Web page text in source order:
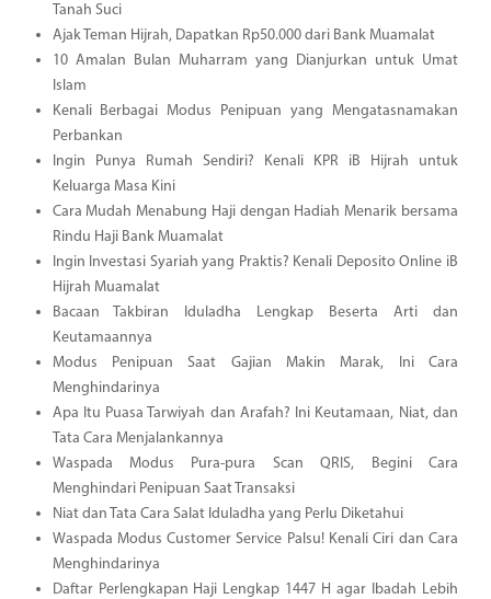
Tanah Suci
Ajak Teman Hijrah, Dapatkan Rp50.000 dari Bank Muamalat
10 Amalan Bulan Muharram yang Dianjurkan untuk Umat
Islam
Kenali Berbagai Modus Penipuan yang Mengatasnamakan
Perbankan
Ingin Punya Rumah Sendiri? Kenali KPR iB Hijrah untuk
Keluarga Masa Kini
Cara Mudah Menabung Haji dengan Hadiah Menarik bersama
Rindu Haji Bank Muamalat
Ingin Investasi Syariah yang Praktis? Kenali Deposito Online iB
Hijrah Muamalat
Bacaan Takbiran Iduladha Lengkap Beserta Arti dan
Keutamaannya
Modus Penipuan Saat Gajian Makin Marak, Ini Cara
Menghindarinya
Apa Itu Puasa Tarwiyah dan Arafah? Ini Keutamaan, Niat, dan
Tata Cara Menjalankannya
Waspada Modus Pura-pura Scan QRIS, Begini Cara
Menghindari Penipuan Saat Transaksi
Niat dan Tata Cara Salat Iduladha yang Perlu Diketahui
Waspada Modus Customer Service Palsu! Kenali Ciri dan Cara
Menghindarinya
Daftar Perlengkapan Haji Lengkap 1447 H agar Ibadah Lebih